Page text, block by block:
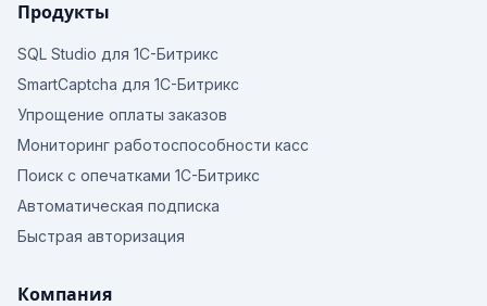
Продукты
SQL Studio для 1С-Битрикс
SmartCaptcha для 1С-Битрикс
Упрощение оплаты заказов
Мониторинг работоспособности касс
Поиск с опечатками 1С-Битрикс
Автоматическая подписка
Быстрая авторизация
Компания